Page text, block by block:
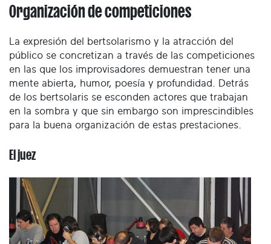
Organización de competiciones
La expresión del bertsolarismo y la atracción del
público se concretizan a través de las competiciones
en las que los improvisadores demuestran tener una
mente abierta, humor, poesía y profundidad. Detrás
de los bertsolaris se esconden actores que trabajan
en la sombra y que sin embargo son imprescindibles
para la buena organización de estas prestaciones.
El juez